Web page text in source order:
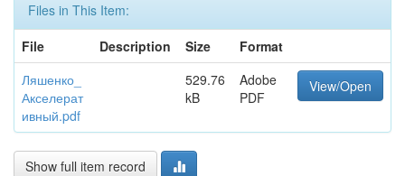
Files in This Item:
File
Description Size
Format
Ляшенко_
Акселерат
ивный.pdf
529.76
kB
Adobe
PDF
View/Open
Show full item record